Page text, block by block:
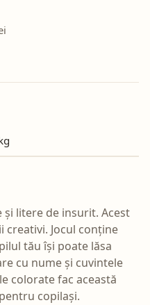
litere de insurit. Acest
Jocul conține
tău își poate lăsa
cu nume și cuvintele
colorate fac această
copilași.